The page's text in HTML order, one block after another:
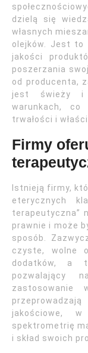
dzielą się
własnych
olejków. Jest to
jakości
poszerzania
od producenta,
jest świeży i
warunkach,
trwałości i
Firmy
Istnieją firmy,
eterycznych
terapeutyczna”
prawnie i może
sposób.
czyste, wolne
dodatków, a
pozwalający
zastosowanie
jakościowe,
spektrometrię
i skład swoich